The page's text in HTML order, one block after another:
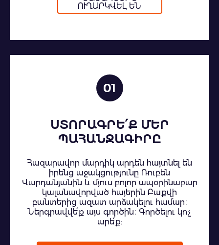
ՈՒՂԱՐԿՎԵԼ ԵՆ
01
ՍՏՈՐԱԳՐԵ՛Ք ՄԵՐ
ՊԱՀԱՆՋԱԳԻՐԸ
Հազարավոր մարդիկ արդեն հայտնել են
իրենց աջակցությունը Ռուբեն
Վարդանյանին և մյուս բոլոր ապօրինաբար
կալանավորված հայերին Բաքվի
բանտերից ազատ արձակելու համար։
Ներգրավվե՛ք այս գործին։ Գործելու կոչ
արե՛ք: